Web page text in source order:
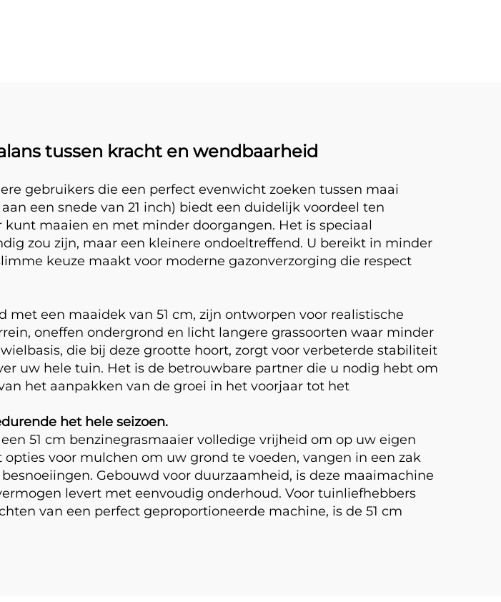
tussen kracht en wendbaarheid
gebruikers die een perfect evenwicht zoeken tussen maai
een snede van 21 inch) biedt een duidelijk voordeel ten
maaien en met minder doorgangen. Het is speciaal
zou zijn, maar een kleinere ondoeltreffend. U bereikt in minder
keuze maakt voor moderne gazonverzorging die respect
een maaidek van 51 cm, zijn ontworpen voor realistische
oneffen ondergrond en licht langere grassoorten waar minder
die bij deze grootte hoort, zorgt voor verbeterde stabiliteit
uw hele tuin. Het is de betrouwbare partner die u nodig hebt om
het aanpakken van de groei in het voorjaar tot het
het hele seizoen.
51 cm benzinegrasmaaier volledige vrijheid om op uw eigen
voor mulchen om uw grond te voeden, vangen in een zak
Gebouwd voor duurzaamheid, is deze maaimachine
levert met eenvoudig onderhoud. Voor tuinliefhebbers
van een perfect geproportioneerde machine, is de 51 cm